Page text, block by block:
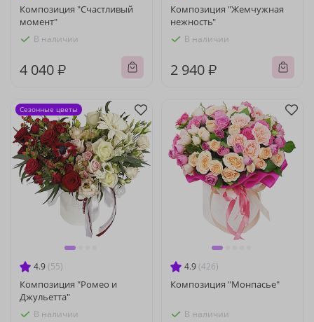
Композиция "Счастливый
момент"
В наличии
4 040 ₽
Композиция "Жемчужная
нежность"
В наличии
2 940 ₽
4.9 (55)
Композиция "Ромео и
Джульетта"
В наличии
Сезонные цветы
4.9 (426)
Композиция "Монпасье"
В наличии